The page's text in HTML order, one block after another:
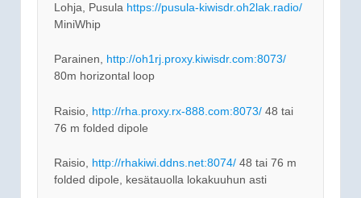
Lohja, Pusula https://pusula-kiwisdr.oh2lak.radio/
MiniWhip
Parainen, http://oh1rj.proxy.kiwisdr.com:8073/
80m horizontal loop
Raisio, http://rha.proxy.rx-888.com:8073/ 48 tai
76 m folded dipole
Raisio, http://rhakiwi.ddns.net:8074/ 48 tai 76 m
folded dipole, kesätauolla lokakuuhun asti